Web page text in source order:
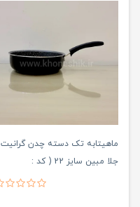
ماهیتابه تک دسته چدن گرانیت
جلا مبین سایز 22 ( کد :